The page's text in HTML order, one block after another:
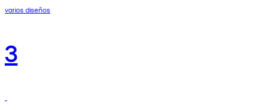
varios diseños
3